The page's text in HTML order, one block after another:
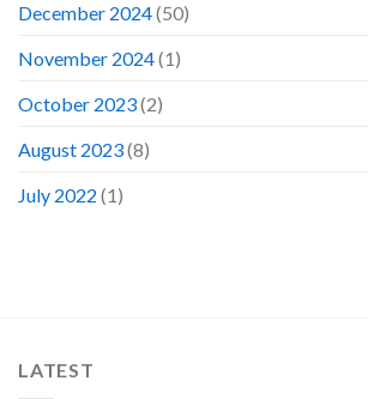
December 2024(50)
November 2024(1)
October 2023(2)
August 2023(8)
July 2022 (1)
LATEST